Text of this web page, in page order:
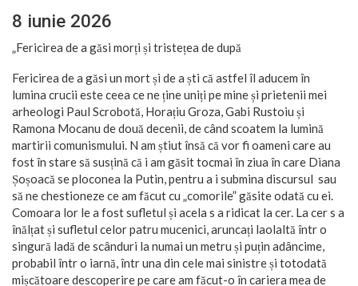
8 iunie 2026
„Fericirea de a găsi morți și tristețea de după
Fericirea de a găsi un mort și de a ști că astfel îl aducem în
lumina crucii este ceea ce ne ține uniți pe mine și prietenii mei
arheologi Paul Scrobotă, Horațiu Groza, Gabi Rustoiu și
Ramona Mocanu de două decenii, de când scoatem la lumină
martirii comunismului. N am știut însă că vor fi oameni care au
fost în stare să susțină că i am găsit tocmai în ziua în care Diana
Șoșoacă se ploconea la Putin, pentru a i submina discursul sau
să ne chestioneze ce am făcut cu „comorile” găsite odată cu ei.
Comoara lor le a fost sufletul și acela s a ridicat la cer. La cer s a
înălțat și sufletul celor patru mucenici, aruncați laolaltă într o
singură ladă de scânduri la numai un metru și puțin adâncime,
probabil într o iarnă, într una din cele mai sinistre și totodată
mișcătoare descoperire pe care am făcut-o în cariera mea de